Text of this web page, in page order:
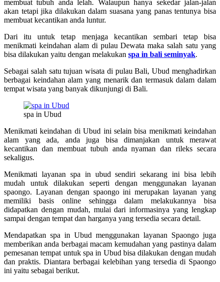
membuat tubuh anda lelah. Walaupun hanya sekedar jalan-jalan
akan tetapi jika dilakukan dalam suasana yang panas tentunya bisa
membuat kecantikan anda luntur.
Dari itu untuk tetap menjaga kecantikan sembari tetap bisa
menikmati keindahan alam di pulau Dewata maka salah satu yang
bisa dilakukan yaitu dengan melakukan spa in bali seminyak.
Sebagai salah satu tujuan wisata di pulau Bali, Ubud menghadirkan
berbagai keindahan alam yang menarik dan termasuk dalam dalam
tempat wisata yang banyak dikunjungi di Bali.
spa in Ubud
Menikmati keindahan di Ubud ini selain bisa menikmati keindahan
alam yang ada, anda juga bisa dimanjakan untuk merawat
kecantikan dan membuat tubuh anda nyaman dan rileks secara
sekaligus.
Menikmati layanan spa in ubud sendiri sekarang ini bisa lebih
mudah untuk dilakukan seperti dengan menggunakan layanan
spaongo. Layanan dengan spaongo ini merupakan layanan yang
memiliki basis online sehingga dalam melakukannya bisa
didapatkan dengan mudah, mulai dari informasinya yang lengkap
sampai dengan tempat dan harganya yang tersedia secara detail.
Mendapatkan spa in Ubud menggunakan layanan Spaongo juga
memberikan anda berbagai macam kemudahan yang pastinya dalam
pemesanan tempat untuk spa in Ubud bisa dilakukan dengan mudah
dan praktis. Diantara berbagai kelebihan yang tersedia di Spaongo
ini yaitu sebagai berikut.